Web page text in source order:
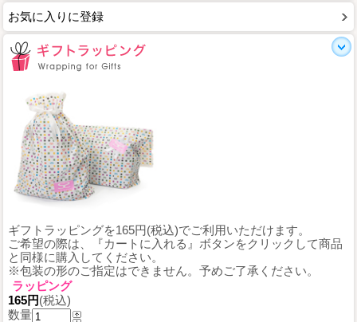
お気に入りに登録
ギフトラッピングを165円(税込)でご利用いただけます。
ご希望の際は、『カートに入れる』ボタンをクリックして商品
と同様に購入してください。
※包装の形のご指定はできません。予めご了承ください。
ラッピング
165円(税込)
数量